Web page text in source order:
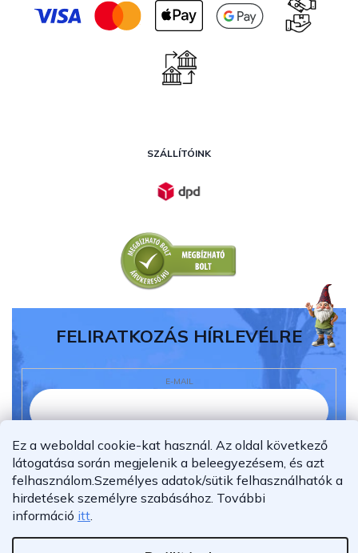
Ez a weboldal cookie-kat használ. Az oldal következő
látogatása során megjelenik a beleegyezésem, és azt
felhasználom.Személyes adatok/sütik felhasználhatók a
hirdetések személyre szabásához. További
információ itt.
SZÁLLÍTÓINK
FELIRATKOZÁS HÍRLEVÉLRE
E-MAIL
Elolvastam és megértettem azadatvédelmi
nyilatkozatot.
Feliratkozás